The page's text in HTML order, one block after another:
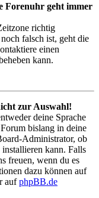
Forenuhr geht immer
richtig
falsch ist, geht die
einen
kann.
zur Auswahl!
deine Sprache
bislang in deine
Administrator, ob
installieren kann. Falls
freuen, wenn du es
dazu können auf
aufphpBB.de